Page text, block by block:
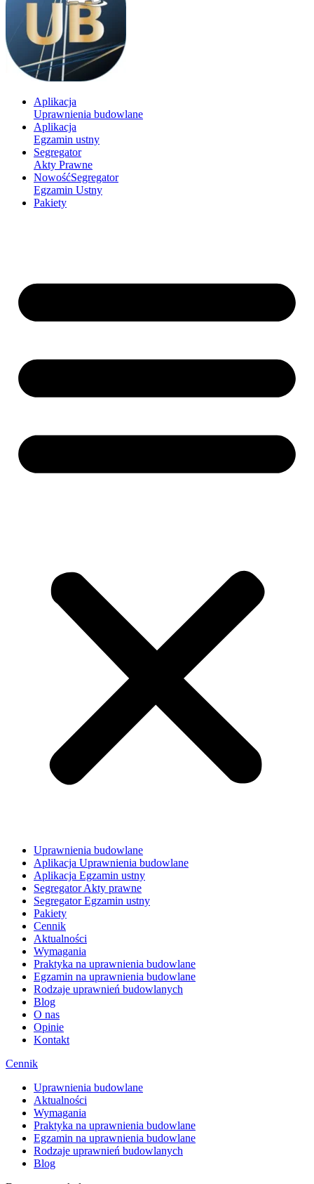
Aplikacja
Uprawnienia budowlane
Aplikacja
Egzamin ustny
Segregator
Akty Prawne
NowośćSegregator
Egzamin Ustny
Pakiety
Uprawnienia budowlane
Aplikacja Uprawnienia budowlane
Aplikacja Egzamin ustny
Segregator Akty prawne
Segregator Egzamin ustny
Pakiety
Cennik
Aktualności
Wymagania
Praktyka na uprawnienia budowlane
Egzamin na uprawnienia budowlane
Rodzaje uprawnień budowlanych
Blog
O nas
Opinie
Kontakt
Cennik
Uprawnienia budowlane
Aktualności
Wymagania
Praktyka na uprawnienia budowlane
Egzamin na uprawnienia budowlane
Rodzaje uprawnień budowlanych
Blog